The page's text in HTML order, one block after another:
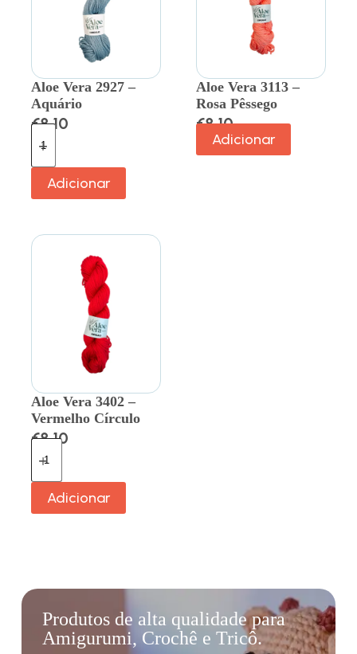
Aloe Vera 2927 –
Aquário
€8.10
Adicionar
Aloe Vera 3113 –
Rosa Pêssego
€8.10
Adicionar
Aloe Vera 3402 –
Vermelho Círculo
€8.10
Adicionar
Produtos de alta qualidade para
Amigurumi, Crochê e Tricô.